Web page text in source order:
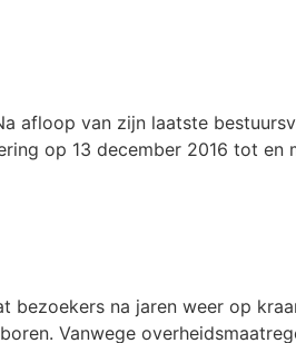
afloop van zijn laatste
op 13 december 2016 tot en
bezoekers na jaren weer op
Vanwege